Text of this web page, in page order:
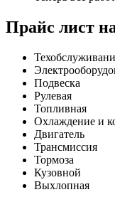
Прайс лист
Подвеска
Рулевая
Топливная
Охлаждение и
Двигатель
Трансмиссия
Тормоза
Кузовной
Выхлопная